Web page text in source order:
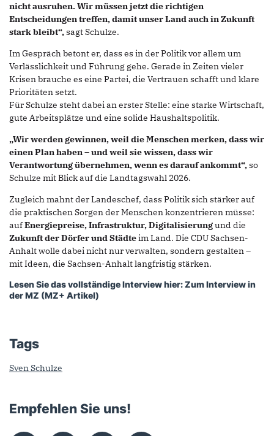
nicht ausruhen. Wir müssen jetzt die richtigen
Entscheidungen treffen, damit unser Land auch in Zukunft
stark bleibt“,sagt Schulze.
Im Gespräch betont er, dass es in der Politik vor allem um
Verlässlichkeit und Führung gehe. Gerade in Zeiten vieler
Krisen brauche es eine Partei, die Vertrauen schafft und klare
Prioritäten setzt.
Für Schulze steht dabei an erster Stelle: eine starke Wirtschaft,
gute Arbeitsplätze und eine solide Haushaltspolitik.
„Wir werden gewinnen, weil die Menschen merken, dass wir
einen Plan haben – und weil sie wissen, dass wir
Verantwortung übernehmen, wenn es darauf ankommt“,so
Schulze mit Blick auf die Landtagswahl 2026.
Zugleich mahnt der Landeschef, dass Politik sich stärker auf
die praktischen Sorgen der Menschen konzentrieren müsse:
aufEnergiepreise, Infrastruktur, Digitalisierungund die
Zukunft der Dörfer und Städteim Land. Die CDU Sachsen-
Anhalt wolle dabei nicht nur verwalten, sondern gestalten –
mit Ideen, die Sachsen-Anhalt langfristig stärken.
Lesen Sie das vollständige Interview hier:Zum Interview in
der MZ (MZ+ Artikel)
Tags
Sven Schulze
Empfehlen Sie uns!